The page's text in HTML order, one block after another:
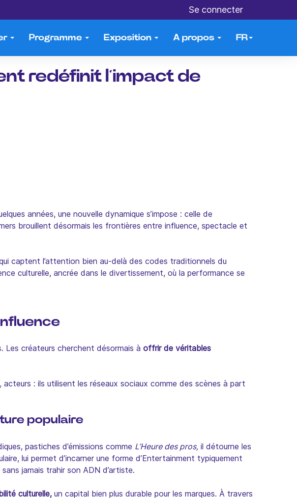
Se connecter
Programme Exposition A propos FR
redéfinit l’impact de
années, une nouvelle dynamique s’impose : celle de
brouillent désormais les frontières entre influence, spectacle et
captent l’attention bien au-delà des codes traditionnels du
culturelle, ancrée dans le divertissement, où la performance se
Les créateurs cherchent désormais à offrir de véritables
: ils utilisent les réseaux sociaux comme des scènes à part
populaire
pastiches d’émissions comme L’Heure des pros, il détourne les
lui permet d’incarner une forme d’Entertainment typiquement
sans jamais trahir son ADN d’artiste.
culturelle, un capital bien plus durable pour les marques. À travers